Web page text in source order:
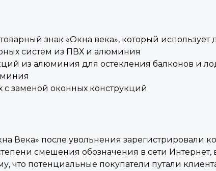
знак «Окна века», который
систем из ПВХ и алюминия
из алюминия для остекления балконов и
с заменой оконных конструкций
Века» после увольнения зарегистрировали
смешения обозначения в сети Интернет,
что потенциальные покупатели путали